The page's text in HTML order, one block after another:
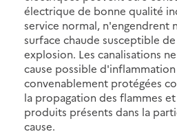
électrique de bonne qualité
service normal, n'engendrent
surface chaude susceptible
explosion. Les canalisations
cause possible
convenablement protégées
la propagation des flammes
produits présents dans la
cause.